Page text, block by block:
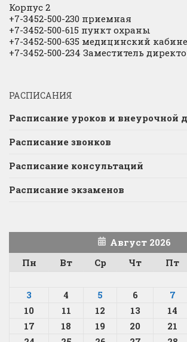
Корпус 2
+7-3452-500-230 приемная
+7-3452-500-615 пункт охраны
+7-3452-500-635 медицинский
+7-3452-500-234 Заместитель
РАСПИСАНИЯ
Расписание уроков и внеурочной
Расписание звонков
Расписание консультаций
Расписание экзаменов
Август 2026
Пн
Вт Ср Чт Пт
3
4 5 6 7
10
11 12 13 14
17
18 19 20 21